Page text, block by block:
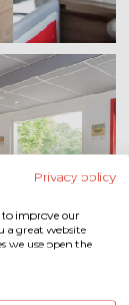
Privacy policy
to improve our
a great website
we use open the